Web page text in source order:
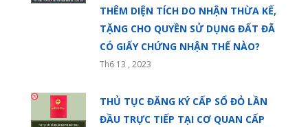
THÊM DIỆN TÍCH DO NHẬN THỪA KẾ,
TẶNG CHO QUYỀN SỬ DỤNG ĐẤT ĐÃ
CÓ GIẤY CHỨNG NHẬN THẾ NÀO?
Th6 13 , 2023
THỦ TỤC ĐĂNG KÝ CẤP SỔ ĐỎ LẦN
ĐẦU TRỰC TIẾP TẠI CƠ QUAN CẤP